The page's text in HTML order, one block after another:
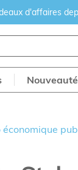
d'affaires
économique